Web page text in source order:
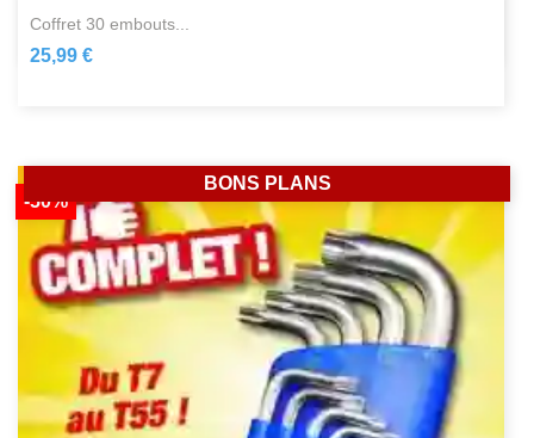
coffret 30 embouts...
25,99 €
-50%
BONS PLANS